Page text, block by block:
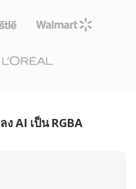
ง AI เป็น RGBA